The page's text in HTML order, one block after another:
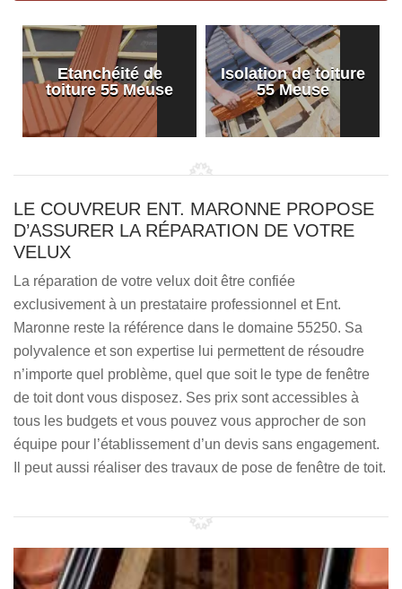
Etanchéité de
toiture 55 Meuse
Isolation de toiture
55 Meuse
LE COUVREUR ENT. MARONNE PROPOSE
D’ASSURER LA RÉPARATION DE VOTRE
VELUX
La réparation de votre velux doit être confiée
exclusivement à un prestataire professionnel et Ent.
Maronne reste la référence dans le domaine 55250. Sa
polyvalence et son expertise lui permettent de résoudre
n’importe quel problème, quel que soit le type de fenêtre
de toit dont vous disposez. Ses prix sont accessibles à
tous les budgets et vous pouvez vous approcher de son
équipe pour l’établissement d’un devis sans engagement.
Il peut aussi réaliser des travaux de pose de fenêtre de toit.